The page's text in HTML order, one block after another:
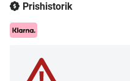
Prishistorik